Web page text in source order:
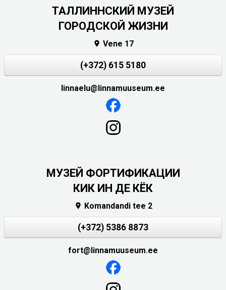
ТАЛЛИННСКИЙ МУЗЕЙ
ГОРОДСКОЙ ЖИЗНИ
 Vene 17
(+372) 615 5180
linnaelu@linnamuuseum.ee
МУЗЕЙ ФОРТИФИКАЦИИ
КИК ИН ДЕ КЁК
 Komandandi tee 2
(+372) 5386 8873
fort@linnamuuseum.ee